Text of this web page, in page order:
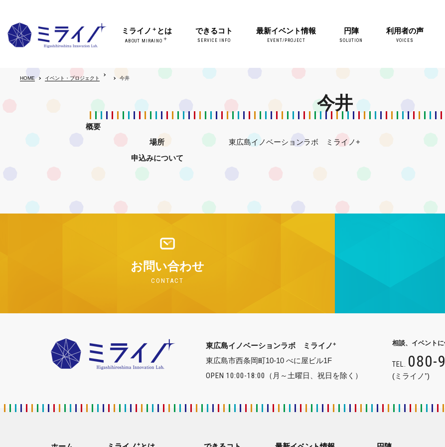
ミライノ ＋ とは
ABOUT MIRAINO ＋
できるコト
SERVICE INFO
最新イベント情報
EVENT/PROJECT
円陣
SOLUTION
利用者の声
VOICES
HOME イベント・プロジェクト 今井
今井
概要
場所
東広島イノベーションラボ ミライノ+
申込みについて
お問い合わせ
CONTACT
東広島イノベーションラボ ミライノ+
東広島市西条岡町10-10 べに屋ビル1F
OPEN 10:00-18:00 （月～土曜日、祝日を除く）
相談、イベント
TEL. 080-
(ミライノ⁺)
+